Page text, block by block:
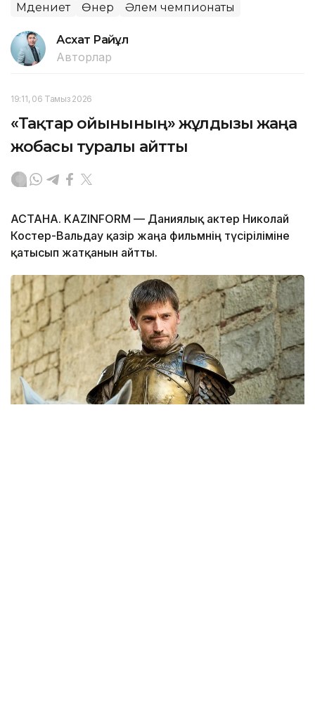
Мәдениет Өнер Әлем чемпионаты
Асхат Райқұл
Авторлар
19:11, 06 Тамыз 2026
«Тақтар ойынының» жұлдызы жаңа
жобасы туралы айтты
АСТАНА. KAZINFORM — Даниялық актер Николай
Костер-Вальдау қазір жаңа фильмнің түсіріліміне
қатысып жатқанын айтты.